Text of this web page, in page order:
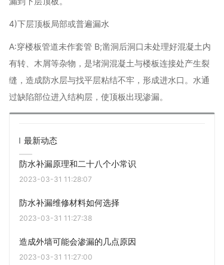
4)下层顶板局部或普遍漏水
A:穿楼板管道未作套管 B;凿洞后洞口未处理好混凝土内
有转、木屑等杂物，是堵洞混凝土与楼板连接处产生裂
缝，造成防水层与找平层粘结不牢，形成进水口。水通
过缺陷部位进入结构层，使顶板出现渗漏。
最新动态
防水补漏原理和二十八个小常识
2023-03-31 11:28:07
防水补漏维修材料如何选择
2023-03-31 11:27:38
造成外墙可能会渗漏的几点原因
2023-03-31 11:27:00